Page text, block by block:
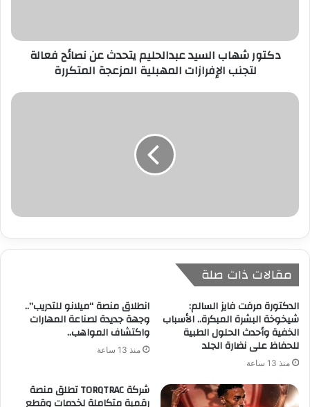
ر
دكتور شهاب السيد عبدالحليم يتحدث عن نصائح فعالة
لتجنب الإفرازات المهبلية المزعجة المتكررة
مقالات ذات صلة
الدكتورة مرفت فايز السالم:
شيخوخة البشرة المبكرة.. الأسباب
الخفية وأحدث الحلول الطبية
للحفاظ على نضارة الجلد
منذ 13 ساعة
انطلاق منصة “ميلانو للتدريب”..
وجهة جديدة لصناعة المهارات
واكتشاف المواهب..
منذ 13 ساعة
شركة TORQTRAC تطلق منصة